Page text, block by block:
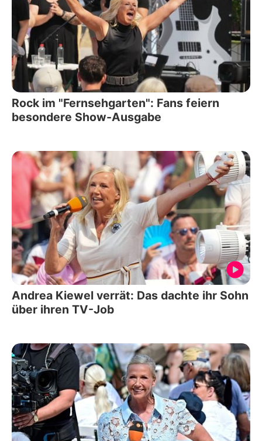
Rock im "Fernsehgarten": Fans feiern
besondere Show-Ausgabe
Andrea Kiewel verrät: Das dachte ihr Sohn
über ihren TV-Job